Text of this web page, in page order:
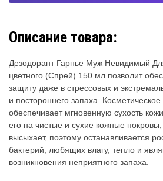
Описание товара:
Дезодорант Гарнье Муж Невидимый
цветного (Спрей) 150 мл позволит
защиту даже в стрессовых и
и постороннего запаха.
обеспечивает мгновенную сухость
его на чистые и сухие кожные
высыхает, поэтому останавливается
бактерий, любящих влагу, тепло и
возникновения неприятного запаха.